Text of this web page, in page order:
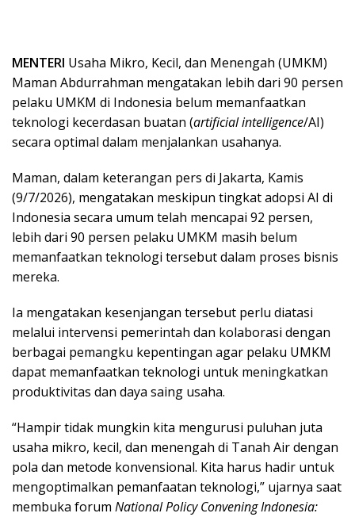
MENTERI Usaha Mikro, Kecil, dan Menengah (UMKM)
Maman Abdurrahman mengatakan lebih dari 90 persen
pelaku UMKM di Indonesia belum memanfaatkan
teknologi kecerdasan buatan (artificial intelligence/AI)
secara optimal dalam menjalankan usahanya.
Maman, dalam keterangan pers di Jakarta, Kamis
(9/7/2026), mengatakan meskipun tingkat adopsi AI di
Indonesia secara umum telah mencapai 92 persen,
lebih dari 90 persen pelaku UMKM masih belum
memanfaatkan teknologi tersebut dalam proses bisnis
mereka.
Ia mengatakan kesenjangan tersebut perlu diatasi
melalui intervensi pemerintah dan kolaborasi dengan
berbagai pemangku kepentingan agar pelaku UMKM
dapat memanfaatkan teknologi untuk meningkatkan
produktivitas dan daya saing usaha.
“Hampir tidak mungkin kita mengurusi puluhan juta
usaha mikro, kecil, dan menengah di Tanah Air dengan
pola dan metode konvensional. Kita harus hadir untuk
mengoptimalkan pemanfaatan teknologi,” ujarnya saat
membuka forum National Policy Convening Indonesia: